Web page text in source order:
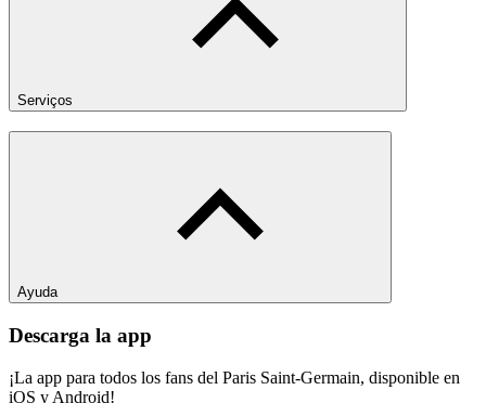
Serviços
Ayuda
Descarga la app
¡La app para todos los fans del Paris Saint-Germain, disponible en
iOS y Android!